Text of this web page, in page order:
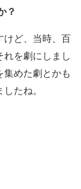
？
けど、当時、百
れを劇にしまし
集めた劇とかも
たね。